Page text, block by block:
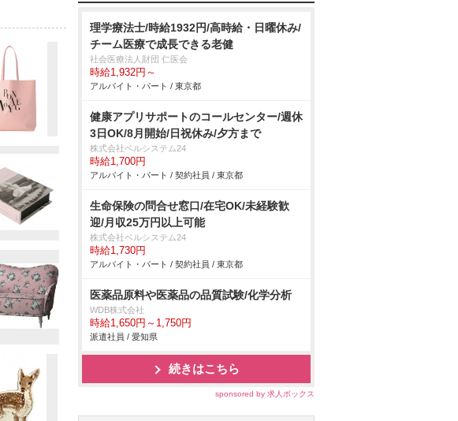
理学療法士/時給1932円/高時給・日曜休み/
チーム医療で成長できる老健
社会医療法人財団 仁医会
時給1,932円～
アルバイト・パート / 東京都
健康アプリサポートのコールセンター/週休
3日OK/8月開始/日祝休み/夕方まで
株式会社ベルシステム24
時給1,700円
アルバイト・パート / 契約社員 / 東京都
生命保険の問合せ窓口/在宅OK/未経験歓
迎/月収25万円以上可能
株式会社ベルシステム24
時給1,730円
アルバイト・パート / 契約社員 / 東京都
医薬品原料や医薬品の品質試験/化学分析
WDB株式会社
時給1,650円～1,750円
派遣社員 / 愛知県
続きはこちら
sponsored by 求人ボックス